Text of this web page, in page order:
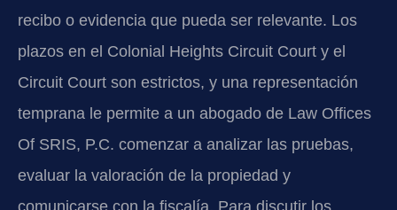
recibo o evidencia que pueda ser relevante. Los
plazos en el Colonial Heights Circuit Court y el
Circuit Court son estrictos, y una representación
temprana le permite a un abogado de Law Offices
Of SRIS, P.C. comenzar a analizar las pruebas,
evaluar la valoración de la propiedad y